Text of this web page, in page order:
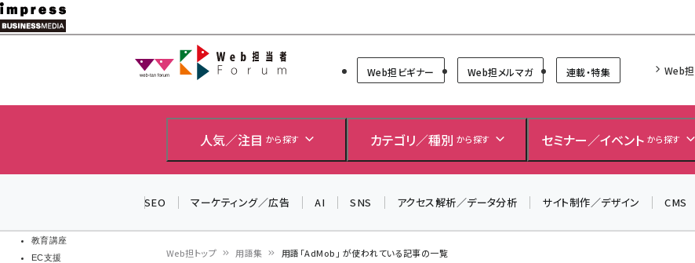
メ
イ
教育講座
EC支援
Web担当者Forum
Web担ビギナー Web担メルマガ 連載・特集 Web
人気／注目 から探す カテゴリ／種別 から探す セミナー／イベント から探す
SEO マーケティング／広告 AI SNS アクセス解析／データ分析 サイト制作／デザイン CMS
Web担トップ 用語集 用語「AdMob」 が使われている記事の一覧